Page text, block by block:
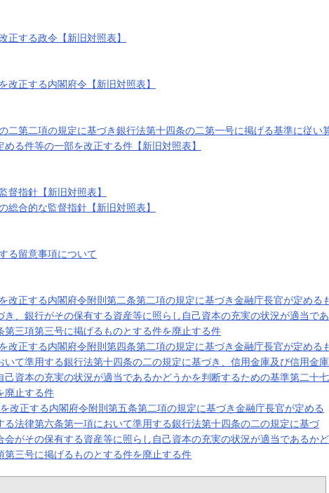
正する政令【新旧対照表】
改正する内閣府令【新旧対照表】
二第二項の規定に基づき銀行法第十四条の二第一号に掲げる基準に従い
る件等の一部を改正する件【新旧対照表】
督指針【新旧対照表】
総合的な監督指針【新旧対照表】
る留意事項について
改正する内閣府令附則第二条第二項の規定に基づき金融庁長官が定める
、銀行がその保有する資産等に照らし自己資本の充実の状況が適当であ
三項第三号に掲げるものとする件を廃止する件
改正する内閣府令附則第四条第二項の規定に基づき金融庁長官が定める
て準用する銀行法第十四条の二の規定に基づき、信用金庫及び信用金庫
資本の充実の状況が適当であるかどうかを判断するための基準第二十七
廃止する件
改正する内閣府令附則第五条第二項の規定に基づき金融庁長官が定める
法律第六条第一項において準用する銀行法第十四条の二の規定に基づ
がその保有する資産等に照らし自己資本の充実の状況が適当であるかど
三号に掲げるものとする件を廃止する件